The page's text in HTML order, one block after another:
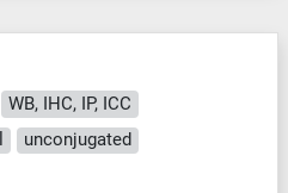
WB, IHC, IP, ICC
unconjugated